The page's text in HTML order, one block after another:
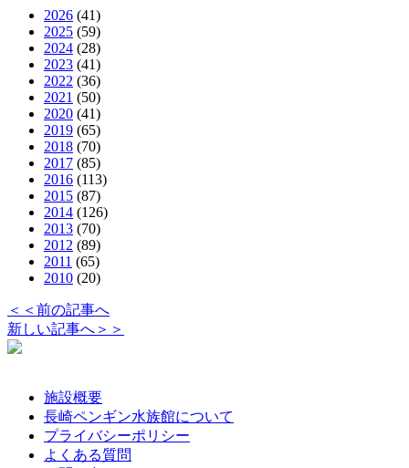
2026 (41)
2025 (59)
2024 (28)
2023 (41)
2022 (36)
2021 (50)
2020 (41)
2019 (65)
2018 (70)
2017 (85)
2016 (113)
2015 (87)
2014 (126)
2013 (70)
2012 (89)
2011 (65)
2010 (20)
＜＜前の記事へ
新しい記事へ＞＞
施設概要
長崎ペンギン水族館について
プライバシーポリシー
よくある質問